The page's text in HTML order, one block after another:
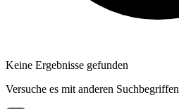
Keine Ergebnisse gefunden
Versuche es mit anderen Suchbegriffen